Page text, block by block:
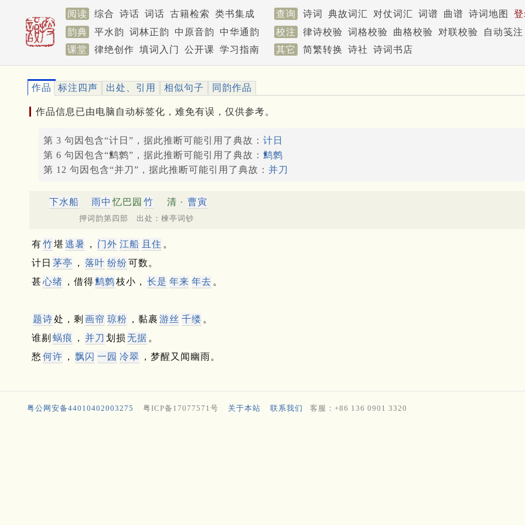
阅读 综合 诗话 词话 古籍检索 类书集成 查询 诗词 典故词汇 对仗词汇 词谱 曲谱 诗词地图
韵典
平水韵 词林正韵 中原音韵 中华通韵 校注 律诗校验 词格校验 曲格校验 对联校验
自动笺注
课堂
律绝创作 填词入门 公开课 学习指南 其它 简繁转换 诗社 诗词书店
作品 标注四声 出处、引用 相似句子 同韵作品
作品信息已由电脑自动标签化，难免有误，仅供参考。
第 3 句因包含“计日”，据此推断可能引用了典故： 计日
第 6 句因包含“鹪鹩”，据此推断可能引用了典故： 鹪鹩
第 12 句因包含“并刀”，据此推断可能引用了典故： 并刀
下水船 雨中 忆巴园 竹 清 · 曹寅
押词韵第四部 出处：楝亭词钞
有竹堪逃暑 ， 门外 江船 且住 。
计日 茅亭 ， 落叶 纷纷可数。
甚心绪 ，借得鹪鹩枝小， 长是 年来 年去 。
题诗处，剩 画帘 琼粉 ，黏裹游丝 千缕 。
谁剔 蜗痕 ， 并刀 划损 无据 。
愁 何许 ， 飘闪 一园 冷翠 ，梦醒又闻幽雨。
粤公网安备44010402003275 粤ICP备17077571号 关于本站 联系我们 客服：+86 136 0901 3320